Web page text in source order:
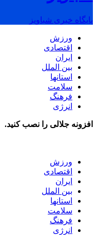
پایگاه خبری شباویز
ورزش
اقتصادی
ایران
بین الملل
استانها
سلامت
فرهنگ
انرژی
افزونه جلالی را نصب کنید.
ورزش
اقتصادی
ایران
بین الملل
استانها
سلامت
فرهنگ
انرژی